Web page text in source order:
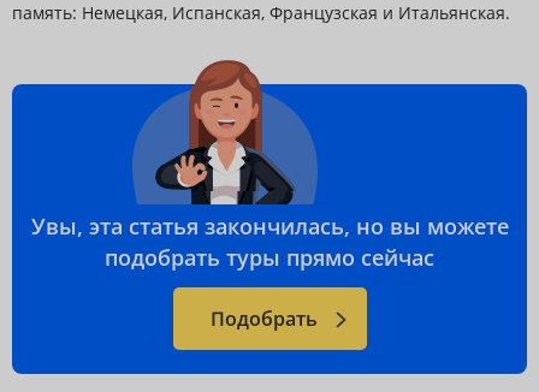
память: Немецкая, Испанская, Французская и Итальянская.
Увы, эта статья закончилась, но вы можете
подобрать туры прямо сейчас
Подобрать